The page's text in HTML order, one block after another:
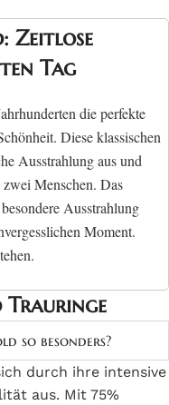
Zeitlose
Tag
die perfekte
Diese klassischen
Ausstrahlung aus und
Menschen. Das
Ausstrahlung
Moment.
kostengünstige
Goldanteil von
Trauringe
so besonders?
durch ihre intensive
aus. Mit 75%